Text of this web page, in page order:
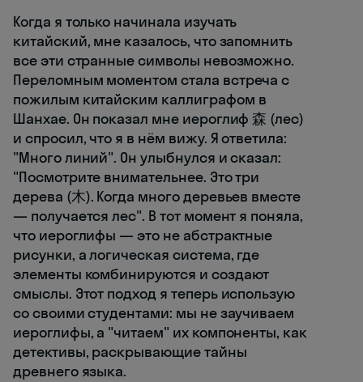
Когда я только начинала изучать
китайский, мне казалось, что запомнить
все эти странные символы невозможно.
Переломным моментом стала встреча с
пожилым китайским каллиграфом в
Шанхае. Он показал мне иероглиф 森 (лес)
и спросил, что я в нём вижу. Я ответила:
"Много линий". Он улыбнулся и сказал:
"Посмотрите внимательнее. Это три
дерева (木). Когда много деревьев вместе
— получается лес". В тот момент я поняла,
что иероглифы — это не абстрактные
рисунки, а логическая система, где
элементы комбинируются и создают
смыслы. Этот подход я теперь использую
со своими студентами: мы не заучиваем
иероглифы, а "читаем" их компоненты, как
детективы, раскрывающие тайны
древнего языка.